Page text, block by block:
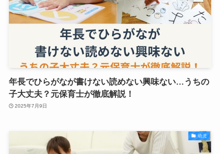
年長でひらがなが書けない読めない興味ない…うちの
子大丈夫？元保育士が徹底解説！
2025年7月9日
幼児